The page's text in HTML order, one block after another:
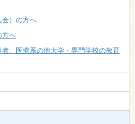
会）の方へ
方へ
、医療系の他大学・専門学校の教育